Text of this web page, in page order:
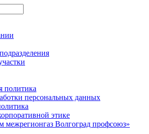
политика
персональных данных
этике
Волгоград профсоюз»